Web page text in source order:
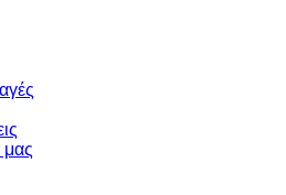
μας